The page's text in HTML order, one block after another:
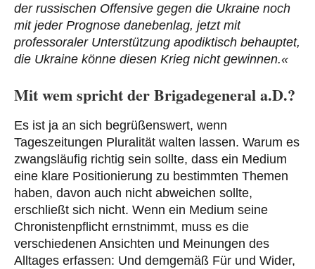
der russischen Offensive gegen die Ukraine noch
mit jeder Prognose danebenlag, jetzt mit
professoraler Unterstützung apodiktisch behauptet,
die Ukraine könne diesen Krieg nicht gewinnen.«
Mit wem spricht der Brigadegeneral a.D.?
Es ist ja an sich begrüßenswert, wenn
Tageszeitungen Pluralität walten lassen. Warum es
zwangsläufig richtig sein sollte, dass ein Medium
eine klare Positionierung zu bestimmten Themen
haben, davon auch nicht abweichen sollte,
erschließt sich nicht. Wenn ein Medium seine
Chronistenpflicht ernstnimmt, muss es die
verschiedenen Ansichten und Meinungen des
Alltages erfassen: Und demgemäß Für und Wider,